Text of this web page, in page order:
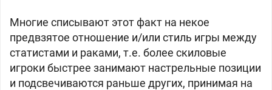
Многие списывают этот факт на некое
предвзятое отношение и/или стиль игры между
статистами и раками, т.е. более скиловые
игроки быстрее занимают настрельные позиции
и подсвечиваются раньше других, принимая на